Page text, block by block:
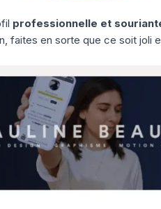
professionnelle et
faites en sorte que ce soit joli